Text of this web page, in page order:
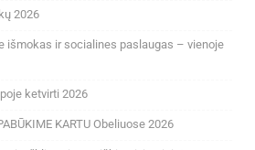
2026
išmokas ir socialines paslaugas – vienoje
ketvirti 2026
KARTU Obeliuose 2026